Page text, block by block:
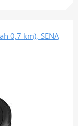
0,7 km), SENA